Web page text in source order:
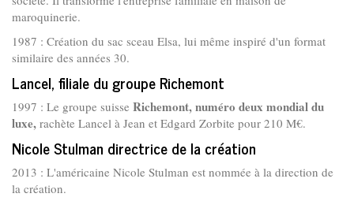
maroquinerie.
1987 : Création du sac sceau Elsa, lui même inspiré d'un format
similaire des années 30.
Lancel, filiale du groupe Richemont
1997 : Le groupe suisse Richemont, numéro deux mondial du
luxe, rachète Lancel à Jean et Edgard Zorbite pour 210 M€.
Nicole Stulman directrice de la création
2013 : L'américaine Nicole Stulman est nommée à la direction de
la création.